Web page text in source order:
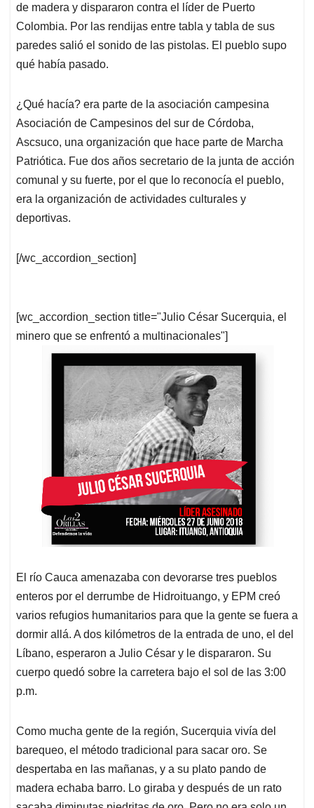
de madera y dispararon contra el líder de Puerto
Colombia. Por las rendijas entre tabla y tabla de sus
paredes salió el sonido de las pistolas. El pueblo supo
qué había pasado.
¿Qué hacía? era parte de la asociación campesina
Asociación de Campesinos del sur de Córdoba,
Ascsuco, una organización que hace parte de Marcha
Patriótica. Fue dos años secretario de la junta de acción
comunal y su fuerte, por el que lo reconocía el pueblo,
era la organización de actividades culturales y
deportivas.
[/wc_accordion_section]
[wc_accordion_section title="Julio César Sucerquia, el
minero que se enfrentó a multinacionales"]
El río Cauca amenazaba con devorarse tres pueblos
enteros por el derrumbe de Hidroituango, y EPM creó
varios refugios humanitarios para que la gente se fuera a
dormir allá. A dos kilómetros de la entrada de uno, el del
Líbano, esperaron a Julio César y le dispararon. Su
cuerpo quedó sobre la carretera bajo el sol de las 3:00
p.m.
Como mucha gente de la región, Sucerquia vivía del
barequeo, el método tradicional para sacar oro. Se
despertaba en las mañanas, y a su plato pando de
madera echaba barro. Lo giraba y después de un rato